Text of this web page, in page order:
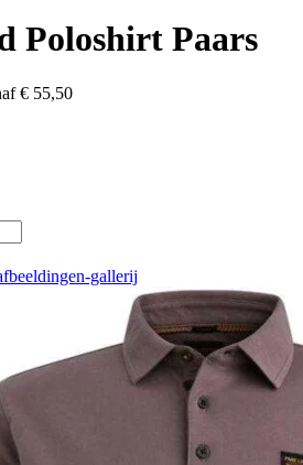
Poloshirt Paars
€ 55,50
gallerij